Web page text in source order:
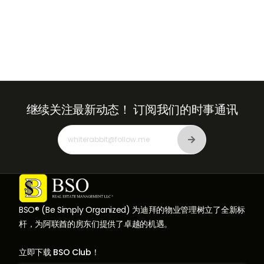
BSO® (Be Simply Organized) 为迪拜的物业管理树立了全新标
杆，为阿联酋的房东们提供了卓越的机遇。
立即下载 BSO Club！
继续关注最新动态！ 订阅我们的时事通讯